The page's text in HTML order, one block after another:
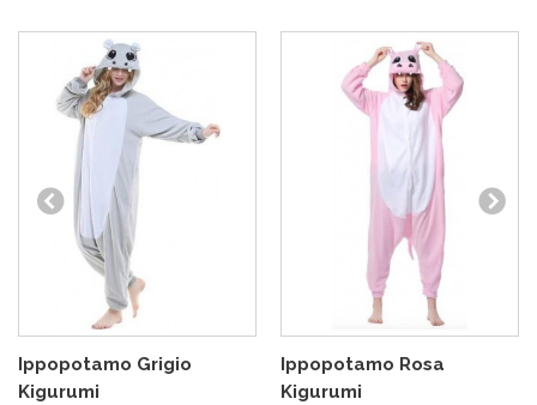
Ippopotamo Grigio
Kigurumi
Ippopotamo Rosa
Kigurumi